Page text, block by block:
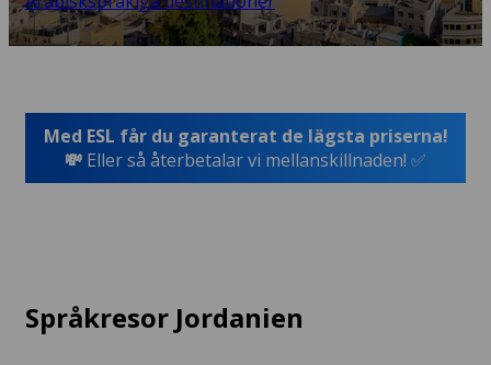
Med ESL får du garanterat de lägsta priserna!
💸 Eller så återbetalar vi mellanskillnaden! ✅
Språkresor Jordanien